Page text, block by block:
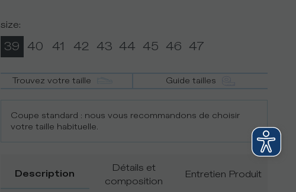
size:
39 40 41 42 43 44 45 46 47
Trouvez votre taille Guide tailles
Coupe standard : nous vous recommandons de choisir
votre taille habituelle.
Description
Détails et
composition
Entretien Produit